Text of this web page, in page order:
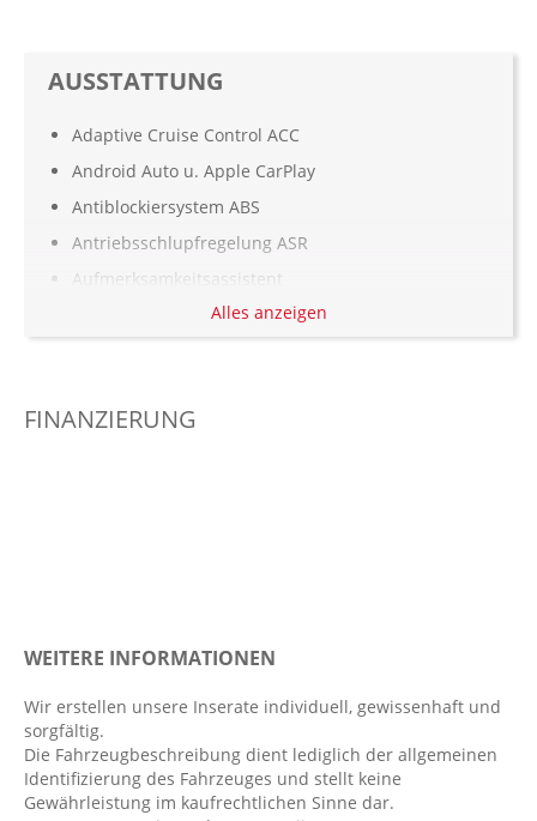
AUSSTATTUNG
Adaptive Cruise Control ACC
Android Auto u. Apple CarPlay
Antiblockiersystem ABS
Antriebsschlupfregelung ASR
Aufmerksamkeitsassistent
Außenspiegel elekt. und beheizt
Dekoreinlagen Holz
Fensterheber elektrisch
FordPass Connect
Ganzjahresreifen
Alles anzeigen
FINANZIERUNG
WEITERE INFORMATIONEN
Wir erstellen unsere Inserate individuell, gewissenhaft und
sorgfältig.
Die Fahrzeugbeschreibung dient lediglich der allgemeinen
Identifizierung des Fahrzeuges und stellt keine
Gewährleistung im kaufrechtlichen Sinne dar.